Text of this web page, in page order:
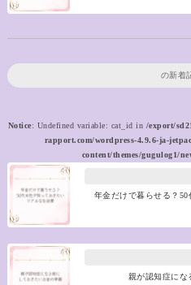
の新着
Notice: Undefined variable: cat_id in /export/
rapport.com/wordpress-4.9.6-ja-
content/themes/gugulog1/
年金だけで暮らせる？
親が認知症にな